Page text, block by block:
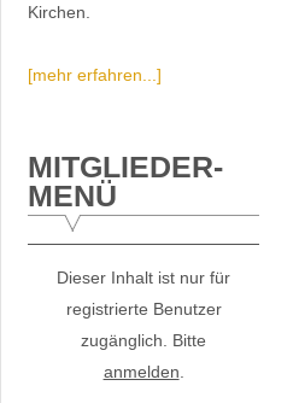
Kirchen.
[mehr erfahren...]
MITGLIEDER-
MENÜ
Dieser Inhalt ist nur für
registrierte Benutzer
zugänglich. Bitte
anmelden